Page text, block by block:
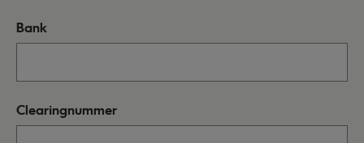
Bank
Clearingnummer